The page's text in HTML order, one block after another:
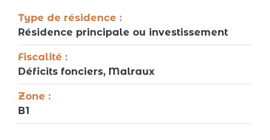
Type de résidence :
Résidence principale ou investissement
Fiscalité :
Déficits fonciers, Malraux
Zone :
B1